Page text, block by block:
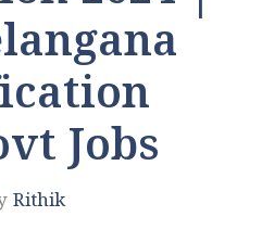
Jobs
Rithik